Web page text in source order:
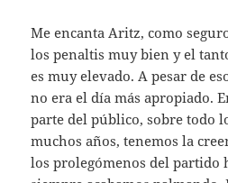
Me encanta Aritz, como
los penaltis muy bien y el
es muy elevado. A pesar de
no era el día más apropiado.
parte del público, sobre todo
muchos años, tenemos la
los prolegómenos del partido